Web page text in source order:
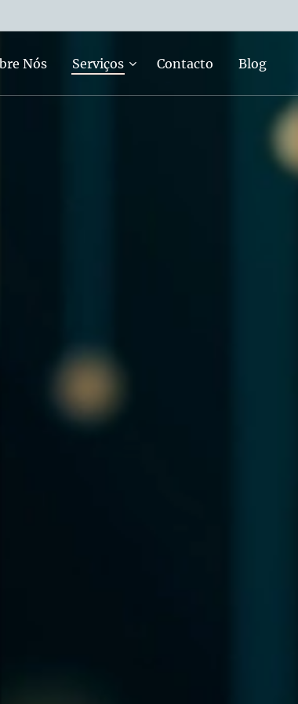
Nós Serviços Contacto Blog